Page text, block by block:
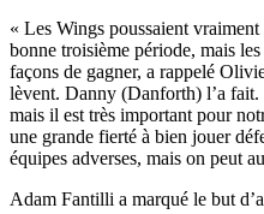
« Les Wings poussaient
bonne troisième période, mais
façons de gagner, a rappelé
lèvent. Danny (Danforth) l’a
mais il est très important pour
une grande fierté à bien jouer
équipes adverses, mais on peut
Adam Fantilli a marqué le but